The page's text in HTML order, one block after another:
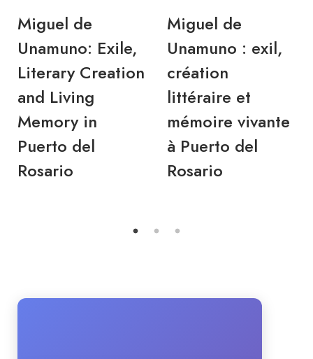
Miguel de
Unamuno: Exile,
Literary Creation
and Living
Memory in
Puerto del
Rosario
Miguel de
Unamuno : exil,
création
littéraire et
mémoire vivante
à Puerto del
Rosario